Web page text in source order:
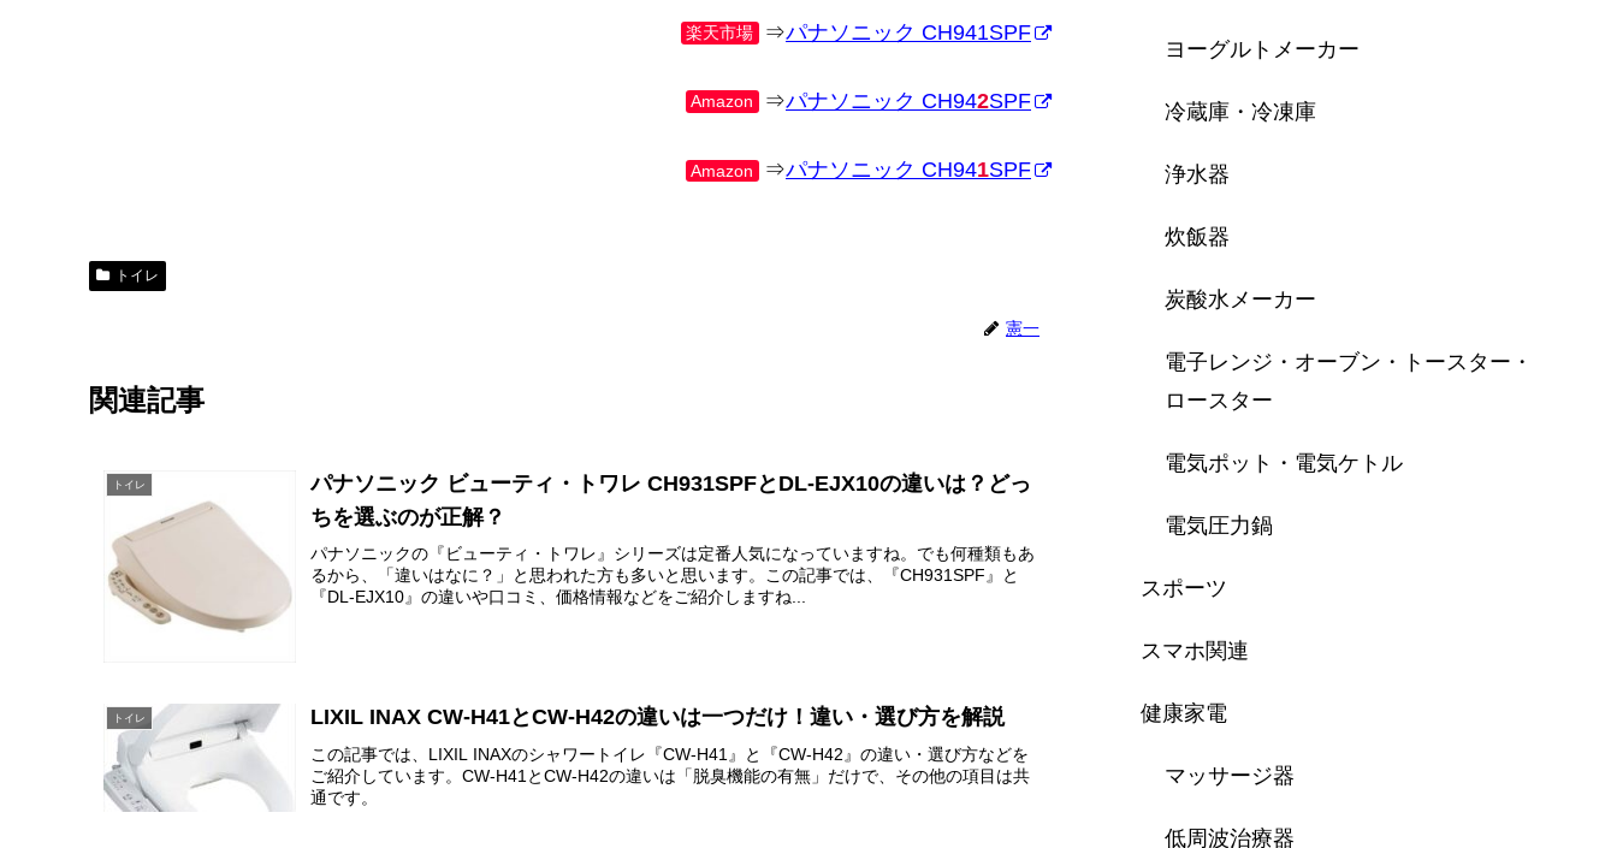
楽天市場 ⇒パナソニック CH941SPF
Amazon ⇒パナソニック CH942SPF
Amazon ⇒パナソニック CH941SPF
トイレ
憲一
関連記事
トイレ
パナソニック ビューティ・トワレ CH931SPFとDL-EJX10の違いは？どっ
ちを選ぶのが正解？
パナソニックの『ビューティ・トワレ』シリーズは定番人気になっていますね。でも何種類もあ
るから、「違いはなに？」と思われた方も多いと思います。この記事では、『CH931SPF』と
『DL-EJX10』の違いや口コミ、価格情報などをご紹介しますね...
トイレ LIXIL INAX CW-H41とCW-H42の違いは一つだけ！違い・選び方を解説
この記事では、LIXIL INAXのシャワートイレ『CW-H41』と『CW-H42』の違い・選び方などを
ご紹介しています。CW-H41とCW-H42の違いは「脱臭機能の有無」だけで、その他の項目は共
通です。
ヨーグルトメーカー
冷蔵庫・冷凍庫
浄水器
炊飯器
炭酸水メーカー
電子レンジ・オーブン・トースター・
ロースター
電気ポット・電気ケトル
電気圧力鍋
スポーツ
スマホ関連
健康家電
マッサージ器
低周波治療器